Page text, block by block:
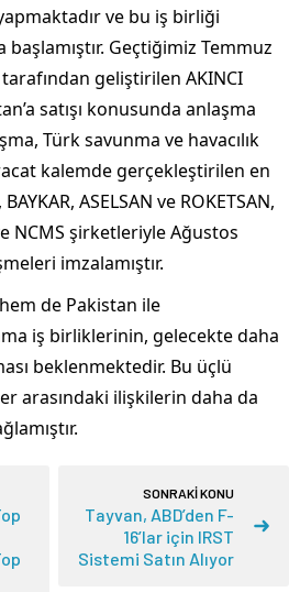
ve bu iş birliği
Geçtiğimiz Temmuz
tarafından geliştirilen AKINCI
satışı konusunda anlaşma
Türk savunma ve havacılık
kalemde gerçekleştirilen en
ASELSAN ve ROKETSAN,
NCMS şirketleriyle Ağustos
imzalamıştır.
de Pakistan ile
iş birliklerinin, gelecekte daha
beklenmektedir. Bu üçlü
arasındaki ilişkilerin daha da
SONRAKİ KONU
Tayvan, ABD’den F-
16’lar için IRST
Sistemi Satın Alıyor